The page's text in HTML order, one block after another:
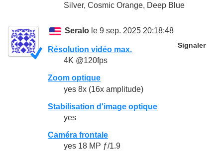
Silver, Cosmic Orange, Deep Blue
Seralo le 9 sep. 2025 20:18:48
Signaler
Résolution vidéo max.
4K @120fps
Zoom optique
yes 8x (16x amplitude)
Stabilisation d'image optique
yes
Caméra frontale
yes 18 MP ƒ/1.9